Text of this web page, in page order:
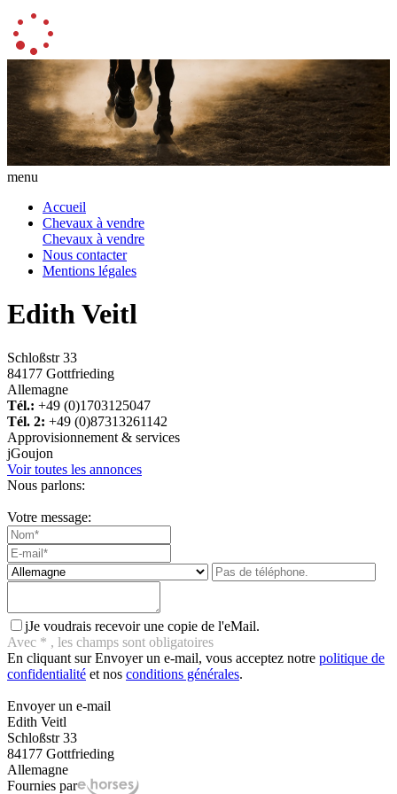
menu
Accueil
Chevaux à vendre
Chevaux à vendre
Nous contacter
Mentions légales
Edith Veitl
Schloßstr 33
84177 Gottfrieding
Allemagne
Tél.: +49 (0)1703125047
Tél. 2: +49 (0)87313261142
Approvisionnement & services
jGoujon
Voir toutes les annonces
Nous parlons:
Votre message:
jJe voudrais recevoir une copie de l'eMail.
Avec * , les champs sont obligatoires
En cliquant sur Envoyer un e-mail, vous acceptez notre politique de
confidentialité et nos conditions générales.
Envoyer un e-mail
Edith Veitl
Schloßstr 33
84177 Gottfrieding
Allemagne
Fournies par